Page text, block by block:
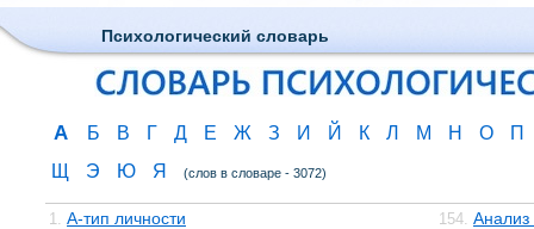
Психологический словарь
А Б В Г Д Е Ж З И Й К Л М Н О
П
Щ
Э Ю Я (слов в словаре - 3072)
1. А-тип личности 154. Анализ